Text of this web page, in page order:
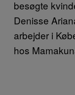
besøgte
Denisse
arbejder i
hos